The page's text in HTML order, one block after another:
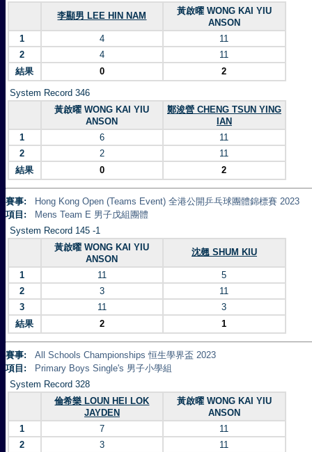
李顯男 LEE HIN NAM
黃啟曜 WONG KAI YIU
ANSON
1
4
11
2
4
11
結果
0 2
System Record 346
黃啟曜 WONG KAI YIU
ANSON
鄭浚營 CHENG TSUN YING
IAN
1
6
11
2
2
11
結果
0 2
賽事:
Hong Kong Open (Teams Event) 全港公開乒乓球團體錦標賽 2023
項目:
Mens Team E 男子戊組團體
System Record 145 -1
黃啟曜 WONG KAI YIU
ANSON
沈翹 SHUM KIU
1 11
5
2
3
11
3
11
3
結果
2 1
賽事:
All Schools Championships 恒生學界盃 2023
項目:
Primary Boys Single's 男子小學組
System Record 328
倫希樂 LOUN HEI LOK
JAYDEN
黃啟曜 WONG KAI YIU
ANSON
1
7
11
2
3
11